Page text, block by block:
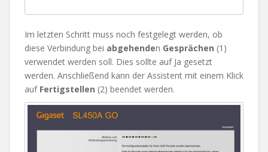
Im letzten Schritt muss noch festgelegt werden, ob
diese Verbindung bei abgehenden Gesprächen (1)
verwendet werden soll. Dies sollte auf Ja gesetzt
werden. Anschließend kann der Assistent mit einem Klick
auf Fertigstellen (2) beendet werden.